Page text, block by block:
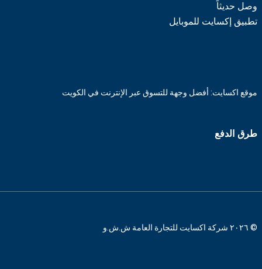
وصل حديثاً
تطبيق إكسايت للموبايل
موقع اكسايت: أفضل وجهة للتسوق عبر الإنترنت في الكويت
طرق الدفع
© ٢٠٢٦ شركة اكسايت للتجارة العامة ش.ش.و